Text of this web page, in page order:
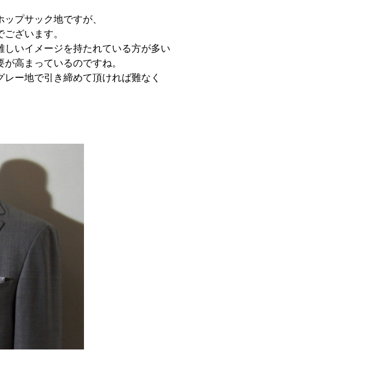
プサック地ですが、
ざいます。
いイメージを持たれている方が多い
高まっているのですね。
ー地で引き締めて頂ければ難なく